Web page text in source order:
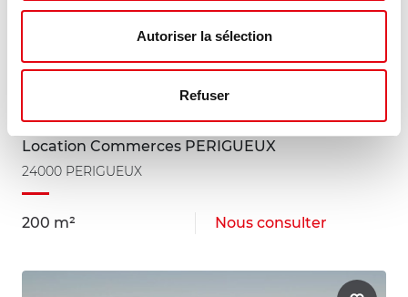
Autoriser la sélection
Refuser
Location Commerces PERIGUEUX
24000 PERIGUEUX
200 m² Nous consulter